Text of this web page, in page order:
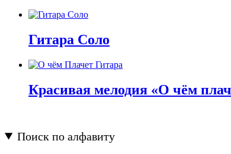
Гитара Соло
Красивая мелодия «О чём
Поиск по алфавиту